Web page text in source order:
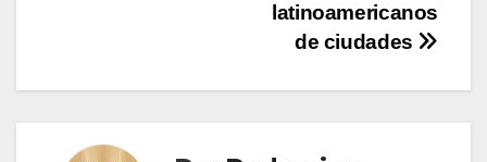
latinoamericanos
de ciudades